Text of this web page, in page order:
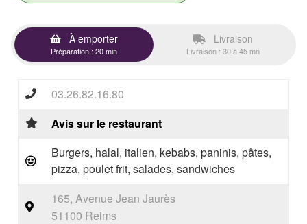
À emporter
Préparation : 20 min
Livraison
Livraison : 30 à 45 mn
03.26.82.16.80
Avis sur le restaurant
Burgers, halal, italien, kebabs, paninis, pâtes,
pizza, poulet frit, salades, sandwiches
165, Avenue Jean Jaurès
51100 Reims